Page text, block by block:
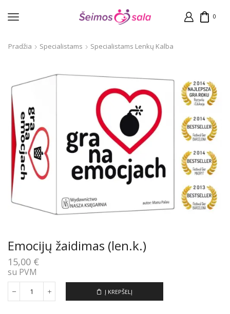
0
Pradžia Specialistams Specialistams Lenkų Kalba
Emocijų žaidimas (len.k.)
15,00 €
su PVM
produkto
Į KREPŠELĮ